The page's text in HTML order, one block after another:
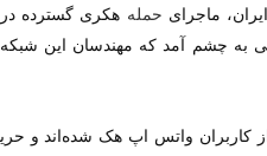
ماجرای حمله هکری گسترده
به چشم آمد که مهندسان این